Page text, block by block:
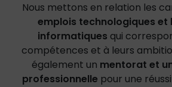
Nous mettons en relation les
emplois technologiques et
informatiques qui
compétences et à leurs
également un mentorat et
professionnelle pour une